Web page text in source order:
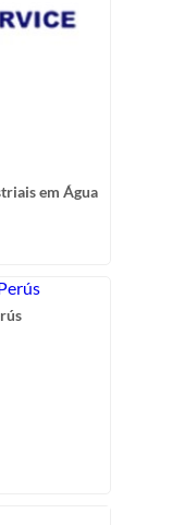
em Água